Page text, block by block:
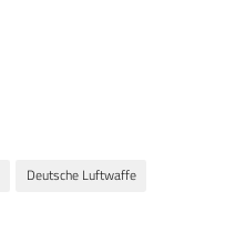
Deutsche Luftwaffe